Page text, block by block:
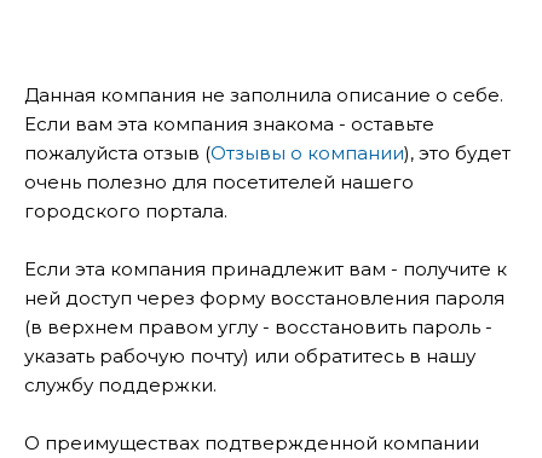
Данная компания не заполнила описание о себе.
Если вам эта компания знакома - оставьте
пожалуйста отзыв (Отзывы о компании), это будет
очень полезно для посетителей нашего
городского портала.
Если эта компания принадлежит вам - получите к
ней доступ через форму восстановления пароля
(в верхнем правом углу - восстановить пароль -
указать рабочую почту) или обратитесь в нашу
службу поддержки.
О преимуществах подтвержденной компании